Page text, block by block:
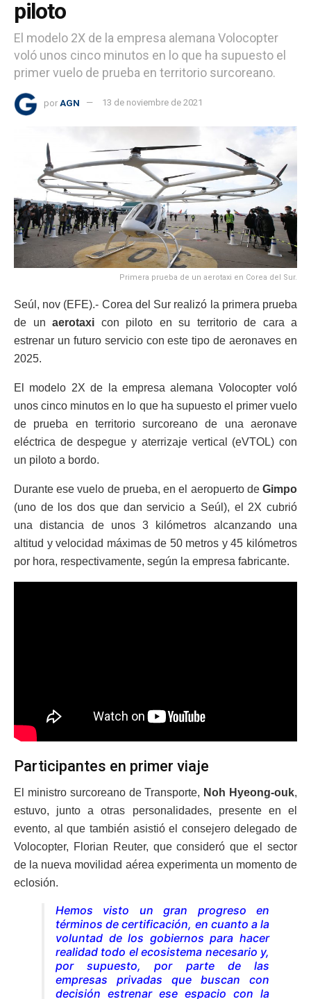
piloto
El modelo 2X de la empresa alemana Volocopter
voló unos cinco minutos en lo que ha supuesto el
primer vuelo de prueba en territorio surcoreano.
por AGN 13 de noviembre de 2021
Primera prueba de un aerotaxi en Corea del Sur.
Seúl, nov (EFE).- Corea del Sur realizó la primera prueba
de un aerotaxi con piloto en su territorio de cara a
estrenar un futuro servicio con este tipo de aeronaves en
2025.
El modelo 2X de la empresa alemana Volocopter voló
unos cinco minutos en lo que ha supuesto el primer vuelo
de prueba en territorio surcoreano de una aeronave
eléctrica de despegue y aterrizaje vertical (eVTOL) con
un piloto a bordo.
Durante ese vuelo de prueba, en el aeropuerto de Gimpo
(uno de los dos que dan servicio a Seúl), el 2X cubrió
una distancia de unos 3 kilómetros alcanzando una
altitud y velocidad máximas de 50 metros y 45 kilómetros
por hora, respectivamente, según la empresa fabricante.
Participantes en primer viaje
El ministro surcoreano de Transporte, Noh Hyeong-ouk,
estuvo, junto a otras personalidades, presente en el
evento, al que también asistió el consejero delegado de
Volocopter, Florian Reuter, que consideró que el sector
de la nueva movilidad aérea experimenta un momento de
eclosión.
Hemos visto un gran progreso en
términos de certificación, en cuanto a la
voluntad de los gobiernos para hacer
realidad todo el ecosistema necesario y,
por supuesto, por parte de las
empresas privadas que buscan con
decisión estrenar ese espacio con la